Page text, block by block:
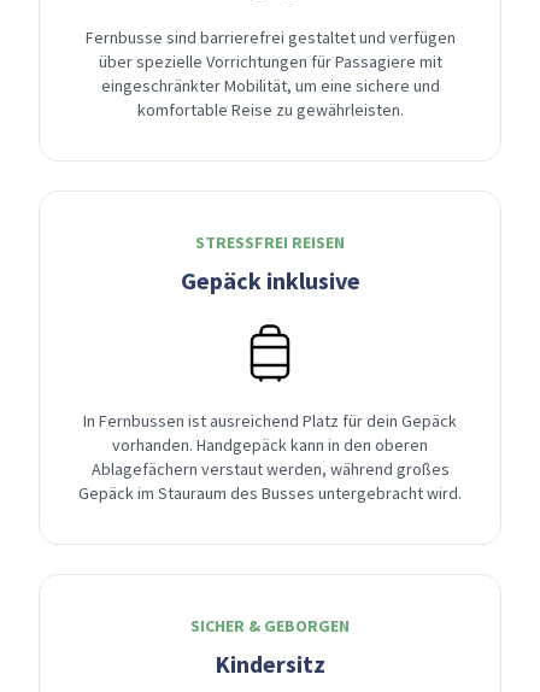
Fernbusse sind barrierefrei gestaltet und verfügen
über spezielle Vorrichtungen für Passagiere mit
eingeschränkter Mobilität, um eine sichere und
komfortable Reise zu gewährleisten.
STRESSFREI REISEN
Gepäck inklusive
In Fernbussen ist ausreichend Platz für dein Gepäck
vorhanden. Handgepäck kann in den oberen
Ablagefächern verstaut werden, während großes
Gepäck im Stauraum des Busses untergebracht wird.
SICHER & GEBORGEN
Kindersitz